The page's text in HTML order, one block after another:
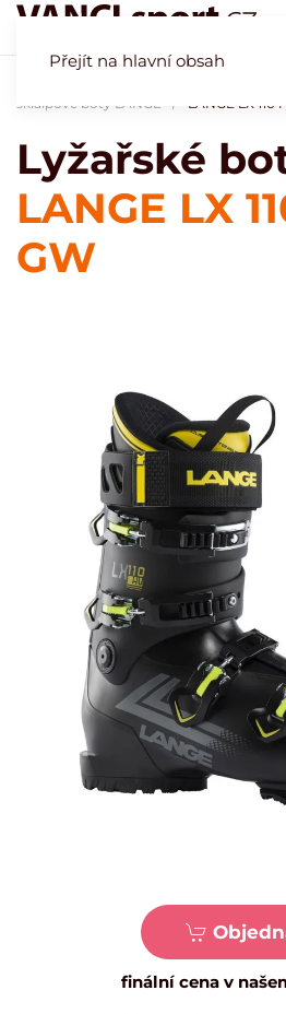
Přejít na hlavní obsah
skialpové boty LANGE
LANGE LX 110
Lyžařské
LANGE LX
GW
finální cena v